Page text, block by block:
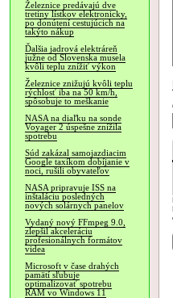
Železnice predávajú dve
tretiny lístkov elektronicky,
po donútení cestujúcich na
takýto nákup
Ďalšia jadrová elektráreň
južne od Slovenska musela
kvôli teplu znížiť výkon
Železnice znižujú kvôli teplu
rýchlosť iba na 50 km/h,
spôsobuje to meškanie
NASA na diaľku na sonde
Voyager 2 úspešne znížila
spotrebu
Súd zakázal samojazdiacim
Google taxíkom dobíjanie v
noci, rušili obyvateľov
NASA pripravuje ISS na
inštaláciu posledných
nových solárnych panelov
Vydaný nový FFmpeg 9.0,
zlepšil akceleráciu
profesionálnych formátov
videa
Microsoft v čase drahých
pamätí sľubuje
optimalizovať spotrebu
RAM vo Windows 11